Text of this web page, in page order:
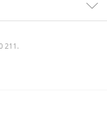
211.